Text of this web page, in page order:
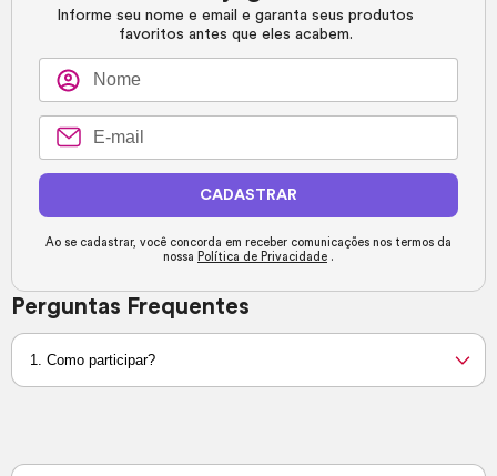
Informe seu nome e email e garanta seus produtos
favoritos antes que eles acabem.
CADASTRAR
Ao se cadastrar, você concorda em receber comunicações nos termos da
nossa Política de Privacidade .
Perguntas Frequentes
1. Como participar?